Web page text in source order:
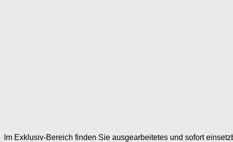
Im Exklusiv-Bereich finden Sie ausgearbeitetes und sofort